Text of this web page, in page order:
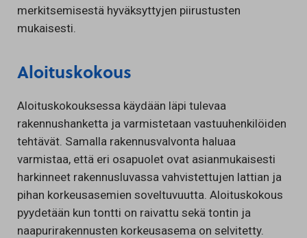
merkitsemisestä hyväksyttyjen piirustusten
mukaisesti.
Aloituskokous
Aloituskokouksessa käydään läpi tulevaa
rakennushanketta ja varmistetaan vastuuhenkilöiden
tehtävät. Samalla rakennusvalvonta haluaa
varmistaa, että eri osapuolet ovat asianmukaisesti
harkinneet rakennusluvassa vahvistettujen lattian ja
pihan korkeusasemien soveltuvuutta. Aloituskokous
pyydetään kun tontti on raivattu sekä tontin ja
naapurirakennusten korkeusasema on selvitetty.